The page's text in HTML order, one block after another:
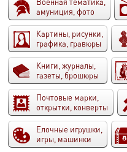
амуниция, фото
Картины, рисунки,
графика, гравюры
Книги, журналы,
газеты, брошюры
Почтовые марки,
открытки, конверты
Елочные игрушки,
игры, машинки